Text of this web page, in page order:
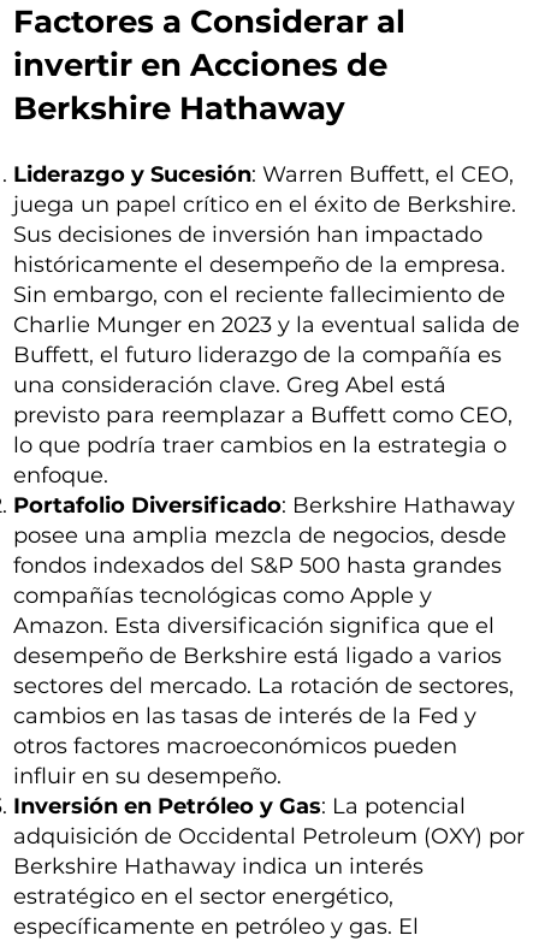
Factores a Considerar al
invertir en Acciones de
Berkshire Hathaway
Liderazgo y Sucesión: Warren Buffett, el CEO,
juega un papel crítico en el éxito de Berkshire.
Sus decisiones de inversión han impactado
históricamente el desempeño de la empresa.
Sin embargo, con el reciente fallecimiento de
Charlie Munger en 2023 y la eventual salida de
Buffett, el futuro liderazgo de la compañía es
una consideración clave. Greg Abel está
previsto para reemplazar a Buffett como CEO,
lo que podría traer cambios en la estrategia o
enfoque.
Portafolio Diversificado: Berkshire Hathaway
posee una amplia mezcla de negocios, desde
fondos indexados del S&P 500 hasta grandes
compañías tecnológicas como Apple y
Amazon. Esta diversificación significa que el
desempeño de Berkshire está ligado a varios
sectores del mercado. La rotación de sectores,
cambios en las tasas de interés de la Fed y
otros factores macroeconómicos pueden
influir en su desempeño.
Inversión en Petróleo y Gas: La potencial
adquisición de Occidental Petroleum (OXY) por
Berkshire Hathaway indica un interés
estratégico en el sector energético,
específicamente en petróleo y gas. El